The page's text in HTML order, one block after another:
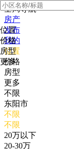
全局导航
房产
发布
我的
位置
价格
房型
更多
位置
价格
房型
更多
不限
东阳市
不限
不限
20万以下
20-30万